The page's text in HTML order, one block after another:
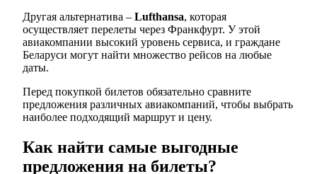
Другая альтернатива – Lufthansa, которая
осуществляет перелеты через Франкфурт. У этой
авиакомпании высокий уровень сервиса, и граждане
Беларуси могут найти множество рейсов на любые
даты.
Перед покупкой билетов обязательно сравните
предложения различных авиакомпаний, чтобы выбрать
наиболее подходящий маршрут и цену.
Как найти самые выгодные
предложения на билеты?